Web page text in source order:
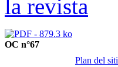
OC n°67
Plan del siti